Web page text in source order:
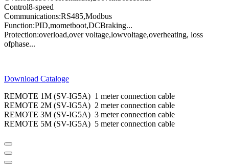
Control8-speed
Communications:RS485,Modbus
Function:PID,mometboot,DCBraking...
Protection:overload,over voltage,lowvoltage,overheating, loss
ofphase...
Download Cataloge
REMOTE 1M (SV-IG5A) 1 meter connection cable
REMOTE 2M (SV-IG5A) 2 meter connection cable
REMOTE 3M (SV-IG5A) 3 meter connection cable
REMOTE 5M (SV-IG5A) 5 meter connection cable